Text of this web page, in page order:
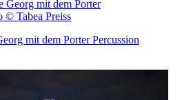
mit dem Porter Percussion